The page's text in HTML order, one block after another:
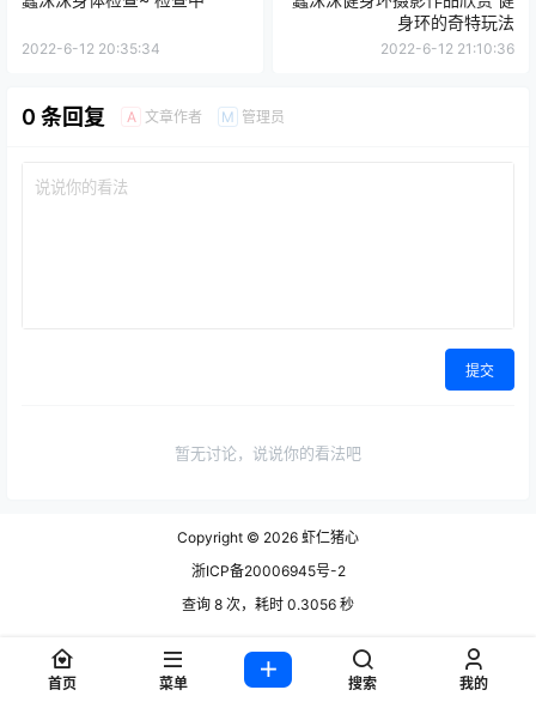
2022-6-12 20:35:34
身环的奇特玩法
2022-6-12 21:10:36
0 条回复 A 文章作者 M 管理员
提交
暂无讨论，说说你的看法吧
Copyright © 2026 虾仁猪心
浙ICP备20006945号-2
查询 8 次，耗时 0.3056 秒
首页 菜单 搜索 我的